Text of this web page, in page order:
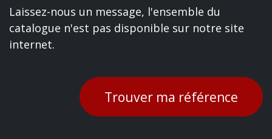
Laissez-nous un message, l'ensemble du
catalogue n'est pas disponible sur notre site
internet.
Trouver ma référence